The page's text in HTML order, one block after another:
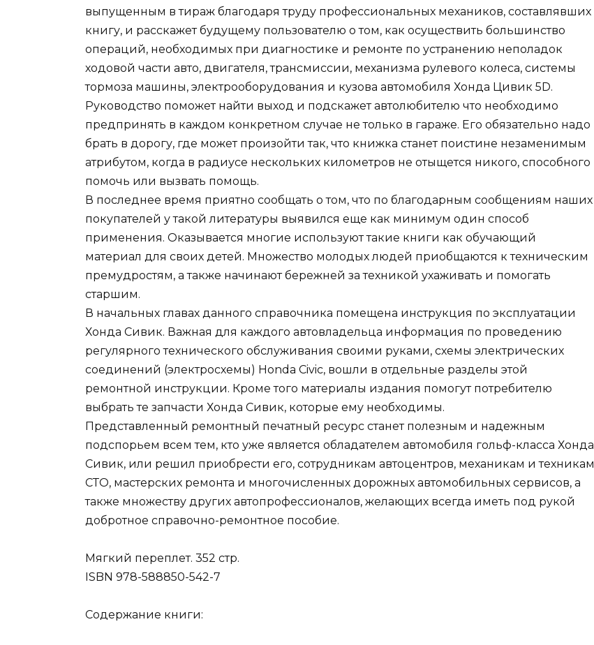
выпущенным в тираж благодаря труду профессиональных механиков, составлявших
книгу, и расскажет будущему пользователю о том, как осуществить большинство
операций, необходимых при диагностике и ремонте по устранению неполадок
ходовой части авто, двигателя, трансмиссии, механизма рулевого колеса, системы
тормоза машины, электрооборудования и кузова автомобиля Хонда Цивик 5D.
Руководство поможет найти выход и подскажет автолюбителю что необходимо
предпринять в каждом конкретном случае не только в гараже. Его обязательно надо
брать в дорогу, где может произойти так, что книжка станет поистине незаменимым
атрибутом, когда в радиусе нескольких километров не отыщется никого, способного
помочь или вызвать помощь.
В последнее время приятно сообщать о том, что по благодарным сообщениям наших
покупателей у такой литературы выявился еще как минимум один способ
применения. Оказывается многие используют такие книги как обучающий
материал для своих детей. Множество молодых людей приобщаются к техническим
премудростям, а также начинают бережней за техникой ухаживать и помогать
старшим.
В начальных главах данного справочника помещена инструкция по эксплуатации
Хонда Сивик. Важная для каждого автовладельца информация по проведению
регулярного технического обслуживания своими руками, схемы электрических
соединений (электросхемы) Honda Civic, вошли в отдельные разделы этой
ремонтной инструкции. Кроме того материалы издания помогут потребителю
выбрать те запчасти Хонда Сивик, которые ему необходимы.
Представленный ремонтный печатный ресурс станет полезным и надежным
подспорьем всем тем, кто уже является обладателем автомобиля гольф-класса Хонда
Сивик, или решил приобрести его, сотрудникам автоцентров, механикам и техникам
СТО, мастерских ремонта и многочисленных дорожных автомобильных сервисов, а
также множеству других автопрофессионалов, желающих всегда иметь под рукой
добротное справочно-ремонтное пособие.
Мягкий переплет. 352 стр.
ISBN 978-588850-542-7
Содержание книги: